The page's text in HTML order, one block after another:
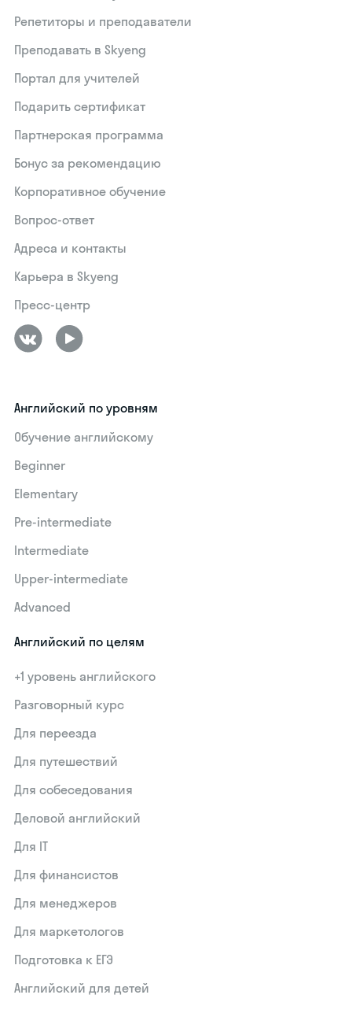
Репетиторы и преподаватели
Преподавать в Skyeng
Портал для учителей
Подарить сертификат
Партнерская программа
Бонус за рекомендацию
Корпоративное обучение
Вопрос-ответ
Адреса и контакты
Карьера в Skyeng
Пресс-центр
Английский по уровням
Обучение английскому
Beginner
Elementary
Pre-intermediate
Intermediate
Upper-intermediate
Advanced
Английский по целям
+1 уровень английского
Разговорный курс
Для переезда
Для путешествий
Для собеседования
Деловой английский
Для IT
Для финансистов
Для менеджеров
Для маркетологов
Подготовка к ЕГЭ
Английский для детей